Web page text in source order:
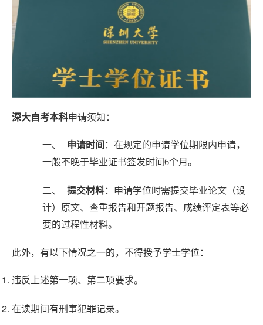
深大自考本科申请须知：
一、 申请时间 ：在规定的申请学位期限内申请，
一般不晚于毕业证书签发时间6个月。
二、 提交材料：申请学位时需提交毕业论文（设
计）原文、查重报告和开题报告、成绩评定表等必
要的过程性材料。
此外，有以下情况之一的，不得授予学士学位：
违反上述第一项、第二项要求。
在读期间有刑事犯罪记录。